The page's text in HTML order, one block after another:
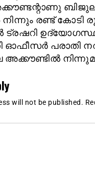
നിന്നും രണ്ട്
ട്രഷറി
ഓഫീസർ പരാതി
അക്കൗണ്ടിൽ
will not be published.